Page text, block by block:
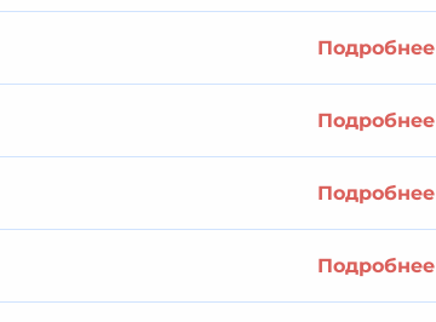
Подробнее
Подробнее
Подробнее
Подробнее